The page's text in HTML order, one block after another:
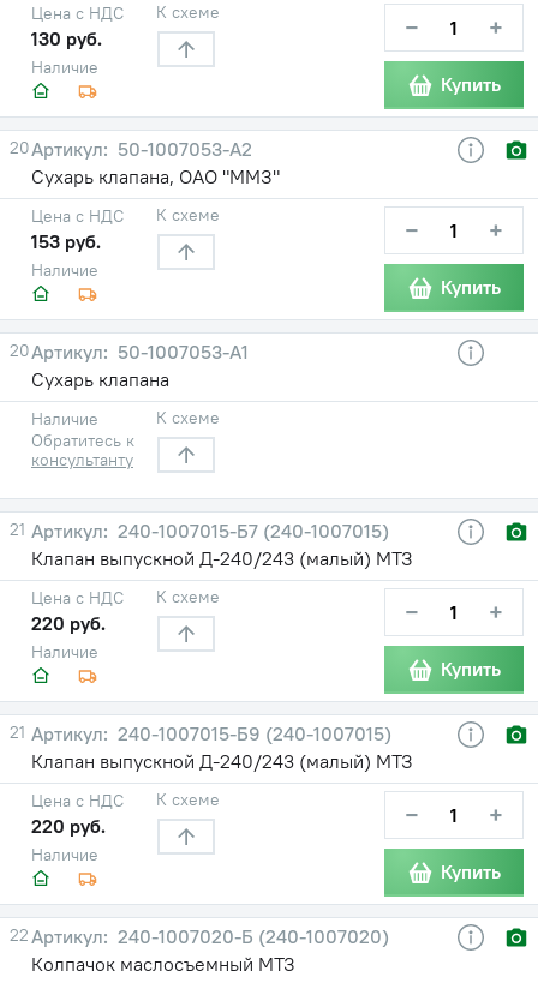
Наличие
Цена с НДС
130 руб.
К схеме − +
Купить
20
50-1007053-А2
Сухарь клапана, ОАО "ММЗ"
Наличие
Цена с НДС
153 руб.
К схеме − +
Купить
20
50-1007053-А1
Сухарь клапана
Наличие
Обратитесь к
консультанту
К схеме
21
240-1007015-Б7 (240-1007015)
Клапан выпускной Д-240/243 (малый) МТЗ
Наличие
Цена с НДС
220 руб.
К схеме − +
Купить
21
240-1007015-Б9 (240-1007015)
Клапан выпускной Д-240/243 (малый) МТЗ
Наличие
Цена с НДС
220 руб.
К схеме − +
Купить
22
240-1007020-Б (240-1007020)
Колпачок маслосъемный МТЗ